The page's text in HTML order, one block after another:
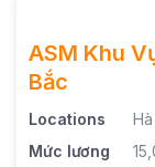
ASM Khu
Bắc
Locations
Mức lương